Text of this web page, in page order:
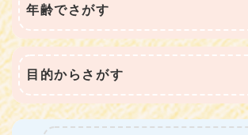
年齢でさがす
目的からさがす